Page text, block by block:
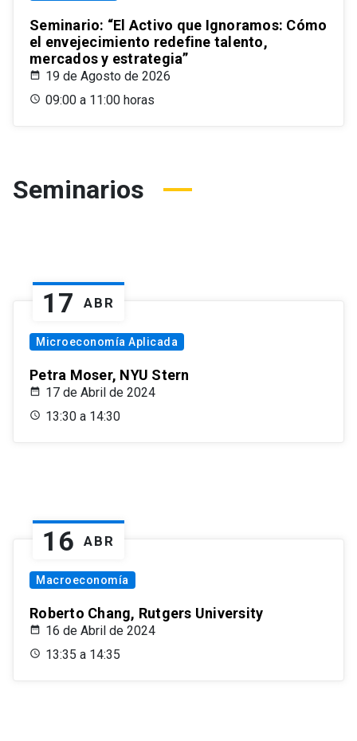
Seminario: “El Activo que Ignoramos: Cómo
el envejecimiento redefine talento,
mercados y estrategia”
19 de Agosto de 2026
09:00 a 11:00 horas
Seminarios
17 ABR
Microeconomía Aplicada
Petra Moser, NYU Stern
17 de Abril de 2024
13:30 a 14:30
16 ABR
Macroeconomía
Roberto Chang, Rutgers University
16 de Abril de 2024
13:35 a 14:35